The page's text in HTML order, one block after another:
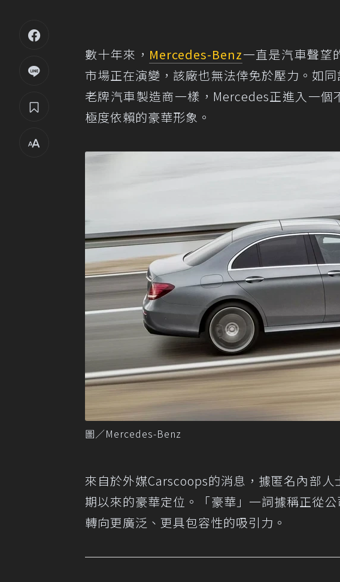
數十年來， Mercedes-Benz一直是汽車聲望
市場正在演變，該廠也無法倖免於壓力。如
老牌汽車製造商一樣，Mercedes正進入一
極度依賴的豪華形象。
圖／Mercedes-Benz
來自於外媒Carscoops的消息 ，據匿名內部
期以來的豪華定位。「豪華」一詞據稱正從
轉向更廣泛、更具包容性的吸引力。